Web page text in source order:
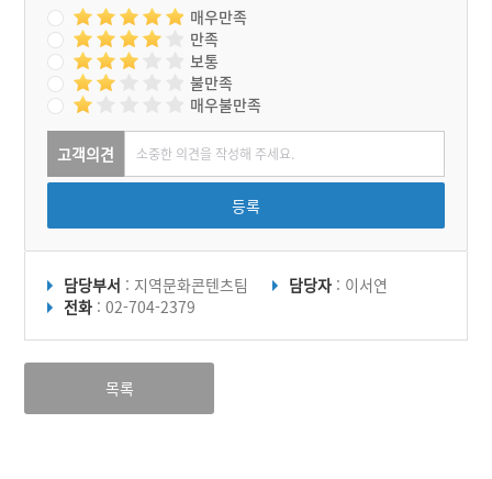
매우만족
만족
보통
불만족
매우불만족
고객의견
등록
담당부서 : 지역문화콘텐츠팀 담당자 : 이서연
전화 : 02-704-2379
목록